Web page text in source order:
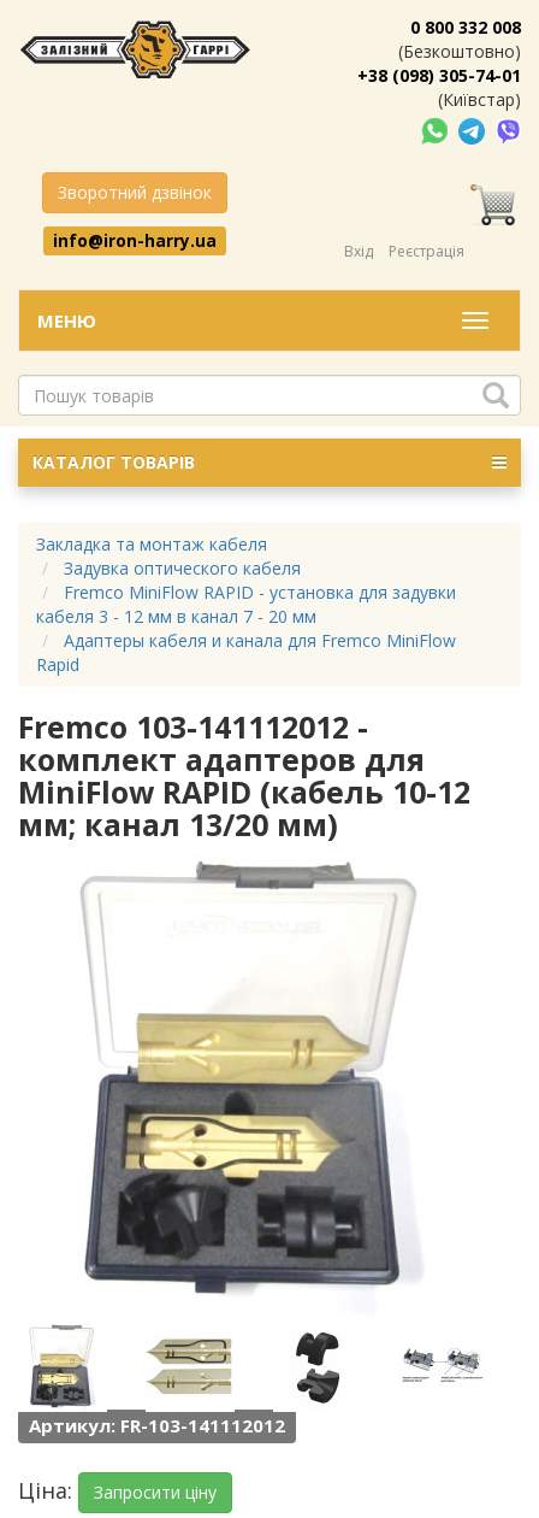
0 800 332 008
(Безкоштовно)
+38 (098) 305-74-01
(Київстар)
Зворотний дзвінок
info@iron-harry.ua
Вхід Реєстрація
Меню
МЕНЮ
КАТАЛОГ ТОВАРІВ
Закладка та монтаж кабеля
Задувка оптического кабеля
Fremco MiniFlow RAPID - установка для задувки
кабеля 3 - 12 мм в канал 7 - 20 мм
Адаптеры кабеля и канала для Fremco MiniFlow
Rapid
Fremco 103-141112012 -
комплект адаптеров для
MiniFlow RAPID (кабель 10-12
мм; канал 13/20 мм)
Артикул: FR-103-141112012
Ціна: Запросити ціну